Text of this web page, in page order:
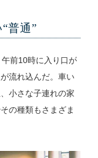
普通”
前10時に入り口が
流れ込んだ。車い
小さな子連れの家
の種類もさまざま